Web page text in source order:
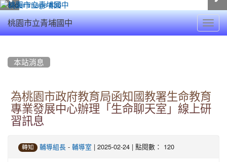
桃園市立青埔國中
本站消息
為桃園市政府教育局函知國教署生命教育
專業發展中心辦理「生命聊天室」線上研
習訊息
轉知 輔導組長 - 輔導室 | 2025-02-24 | 點閱數： 120